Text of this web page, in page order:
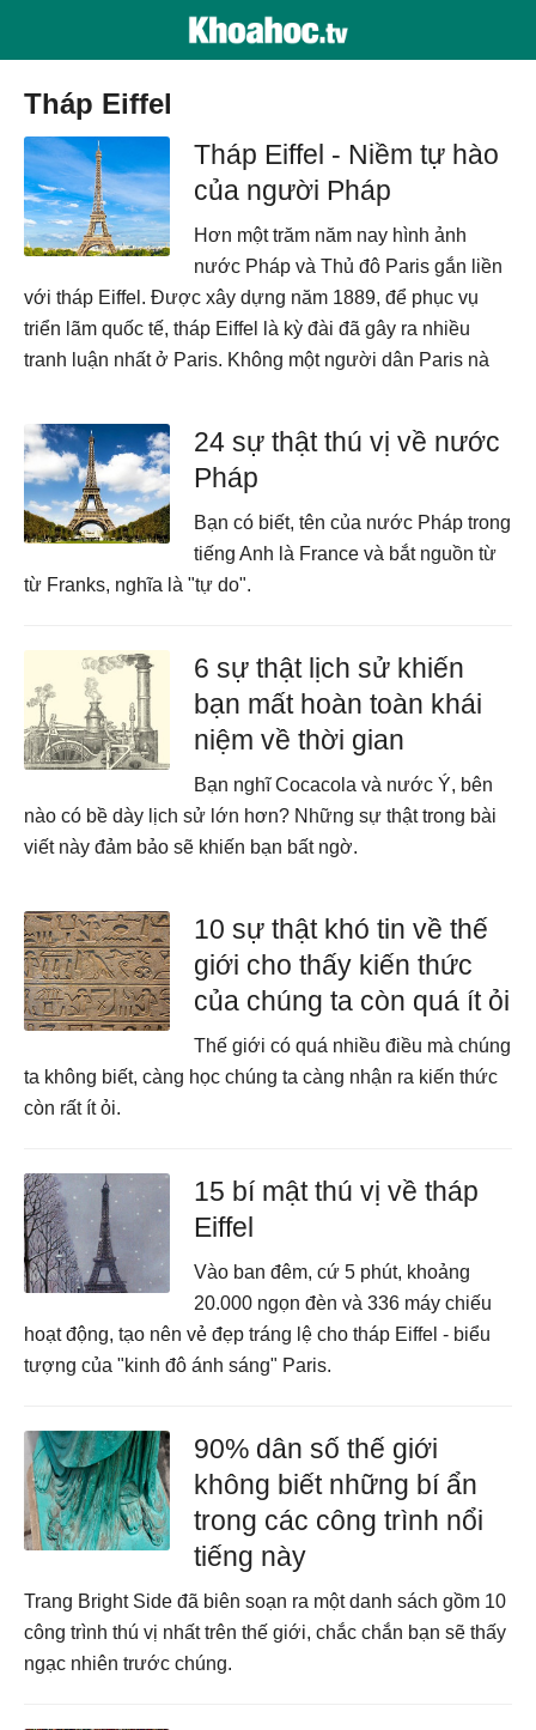
Tháp Eiffel
Tháp Eiffel - Niềm tự hào
của người Pháp
Hơn một trăm năm nay hình ảnh
nước Pháp và Thủ đô Paris gắn liền
với tháp Eiffel. Được xây dựng năm 1889, để phục vụ
triển lãm quốc tế, tháp Eiffel là kỳ đài đã gây ra nhiều
tranh luận nhất ở Paris. Không một người dân Paris nà
24 sự thật thú vị về nước
Pháp
Bạn có biết, tên của nước Pháp trong
tiếng Anh là France và bắt nguồn từ
từ Franks, nghĩa là "tự do".
6 sự thật lịch sử khiến
bạn mất hoàn toàn khái
niệm về thời gian
Bạn nghĩ Cocacola và nước Ý, bên
nào có bề dày lịch sử lớn hơn? Những sự thật trong bài
viết này đảm bảo sẽ khiến bạn bất ngờ.
10 sự thật khó tin về thế
giới cho thấy kiến thức
của chúng ta còn quá ít ỏi
Thế giới có quá nhiều điều mà chúng
ta không biết, càng học chúng ta càng nhận ra kiến thức
còn rất ít ỏi.
15 bí mật thú vị về tháp
Eiffel
Vào ban đêm, cứ 5 phút, khoảng
20.000 ngọn đèn và 336 máy chiếu
hoạt động, tạo nên vẻ đẹp tráng lệ cho tháp Eiffel - biểu
tượng của "kinh đô ánh sáng" Paris.
90% dân số thế giới
không biết những bí ẩn
trong các công trình nổi
tiếng này
Trang Bright Side đã biên soạn ra một danh sách gồm 10
công trình thú vị nhất trên thế giới, chắc chắn bạn sẽ thấy
ngạc nhiên trước chúng.